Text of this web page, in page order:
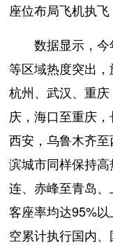
座位布局飞机执飞
数据显示，今
等区域热度突出，
杭州、武汉、重
庆，海口至重庆
西安，乌鲁木齐
滨城市同样保持
连、赤峰至青岛
客座率均达95%以
空累计执行国内